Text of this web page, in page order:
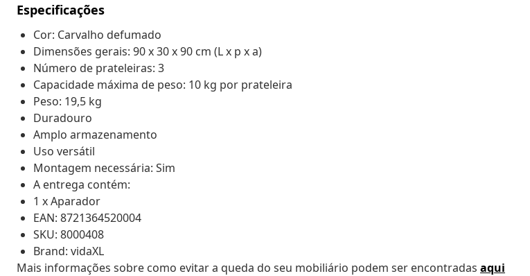
Especificações
Cor: Carvalho defumado
Dimensões gerais: 90 x 30 x 90 cm (L x p x a)
Número de prateleiras: 3
Capacidade máxima de peso: 10 kg por prateleira
Peso: 19,5 kg
Duradouro
Amplo armazenamento
Uso versátil
Montagem necessária: Sim
A entrega contém:
1 x Aparador
EAN: 8721364520004
SKU: 8000408
Brand: vidaXL
Mais informações sobre como evitar a queda do seu mobiliário podem ser encontradas aqui